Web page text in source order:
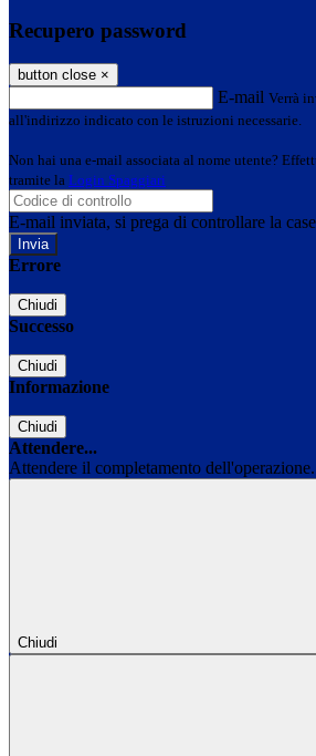
Recupero password
button close ×
E-mail Verrà
all'indirizzo indicato con le istruzioni necessarie.
Non hai una e-mail associata al nome utente?
tramite la Login Spaggiari
E-mail inviata, si prega di controllare la
Errore
Chiudi
Successo
Chiudi
Informazione
Chiudi
Attendere...
Attendere il completamento
Chiudi